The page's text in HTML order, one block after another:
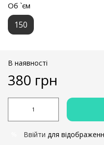
Об `єм
150
В наявності
380 грн
Ввійти для